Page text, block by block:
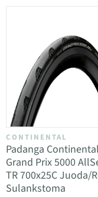
CONTINENTAL
Padanga Continental
Grand Prix 5000
TR 700x25C Juoda/
Sulankstoma